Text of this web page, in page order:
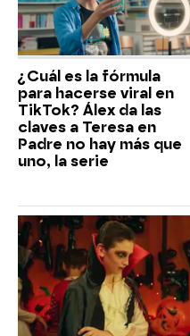
¿Cuál es la fórmula
para hacerse viral en
TikTok? Álex da las
claves a Teresa en
Padre no hay más que
uno, la serie